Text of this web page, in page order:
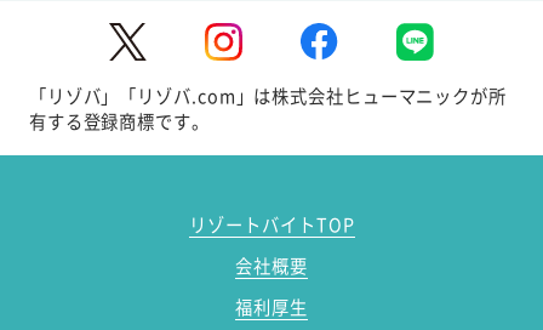
「リゾバ」「リゾバ.com」は株式会社ヒューマニックが所
有する登録商標です。
リゾートバイトTOP
会社概要
福利厚生